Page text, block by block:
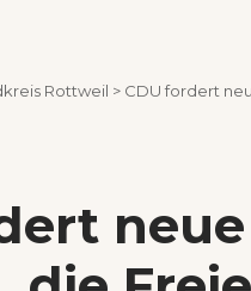
Rottweil > CDU fordert